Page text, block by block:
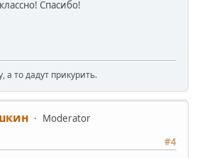
Спасибо!
а то дадут прикурить.
Moderator
#4